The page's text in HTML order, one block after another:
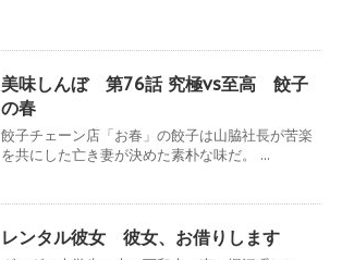
美味しんぼ 第76話 究極vs至高 餃子
の春
餃子チェーン店「お春」の餃子は山脇社長が苦楽
を共にした亡き妻が決めた素朴な味だ。 ...
レンタル彼女 彼女、お借りします